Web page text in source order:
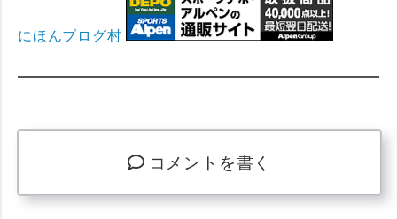
にほんブログ村
コメントを書く